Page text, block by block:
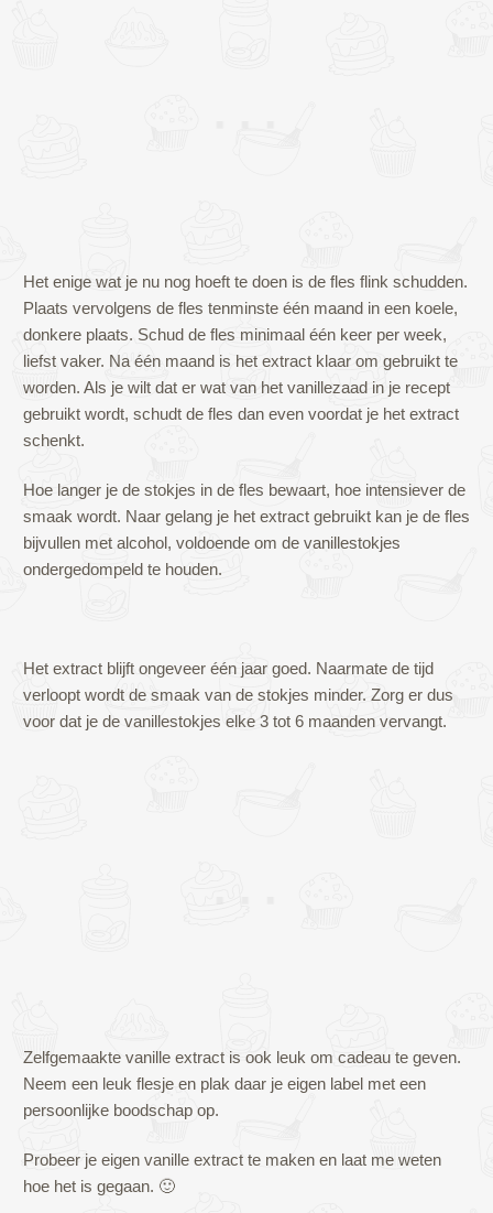
Het enige wat je nu nog hoeft te doen is de fles flink schudden.
Plaats vervolgens de fles tenminste één maand in een koele,
donkere plaats. Schud de fles minimaal één keer per week,
liefst vaker. Na één maand is het extract klaar om gebruikt te
worden. Als je wilt dat er wat van het vanillezaad in je recept
gebruikt wordt, schudt de fles dan even voordat je het extract
schenkt.
Hoe langer je de stokjes in de fles bewaart, hoe intensiever de
smaak wordt. Naar gelang je het extract gebruikt kan je de fles
bijvullen met alcohol, voldoende om de vanillestokjes
ondergedompeld te houden.
Het extract blijft ongeveer één jaar goed. Naarmate de tijd
verloopt wordt de smaak van de stokjes minder. Zorg er dus
voor dat je de vanillestokjes elke 3 tot 6 maanden vervangt.
Zelfgemaakte vanille extract is ook leuk om cadeau te geven.
Neem een leuk flesje en plak daar je eigen label met een
persoonlijke boodschap op.
Probeer je eigen vanille extract te maken en laat me weten
hoe het is gegaan. 🙂